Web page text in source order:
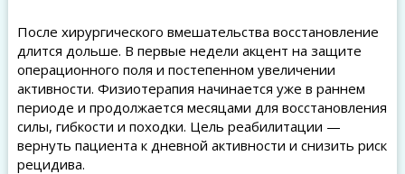
После хирургического вмешательства восстановление
длится дольше. В первые недели акцент на защите
операционного поля и постепенном увеличении
активности. Физиотерапия начинается уже в раннем
периоде и продолжается месяцами для восстановления
силы, гибкости и походки. Цель реабилитации —
вернуть пациента к дневной активности и снизить риск
рецидива.